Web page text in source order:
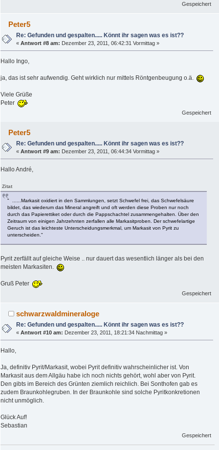
Gespeichert
Peter5
Re: Gefunden und gespalten..... Könnt ihr sagen was es ist??
«Antwort #8 am: Dezember 23, 2011, 06:42:31 Vormittag »
Hallo Ingo,
ja, das ist sehr aufwendig. Geht wirklich nur mittels Röntgenbeugung o.ä.
Viele Grüße
Peter
Gespeichert
Peter5
Re: Gefunden und gespalten..... Könnt ihr sagen was es ist??
«Antwort #9 am: Dezember 23, 2011, 06:44:34 Vormittag »
Hallo André,
Zitat
" ......Markasit oxidiert in den Sammlungen, setzt Schwefel frei, das Schwefelsäure
bildet, das wiederum das Mineral angreift und oft werden diese Proben nur noch
durch das Papierettiket oder durch die Pappschachtel zusammengehalten. Über den
Zeitraum von einigen Jahrzehnten zerfallen alle Markasitproben. Der schwefelartige
Geruch ist das leichteste Unterscheidungsmerkmal, um Markasit von Pyrit zu
unterscheiden."
Pyrit zerfällt auf gleiche Weise .. nur dauert das wesentlich länger als bei den
meisten Markasiten.
Gruß Peter
Gespeichert
schwarzwaldmineraloge
Re: Gefunden und gespalten..... Könnt ihr sagen was es ist??
«Antwort #10 am: Dezember 23, 2011, 18:21:34 Nachmittag »
Hallo,
Ja, definitiv Pyrit/Markasit, wobei Pyrit definitiv wahrscheinlicher ist. Von
Markasit aus dem Allgäu habe ich noch nichts gehört, wohl aber von Pyrit.
Den gibts im Bereich des Grünten ziemlich reichlich. Bei Sonthofen gab es
zudem Braunkohlegruben. In der Braunkohle sind solche Pyritkonkretionen
nicht unmöglich.
Glück Auf!
Sebastian
Gespeichert